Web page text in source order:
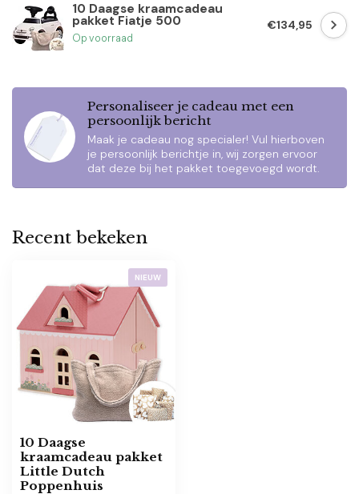
10 Daagse kraamcadeau
pakket Fiatje 500
Op voorraad
€134,95
Personaliseer je cadeau met een
persoonlijk bericht
Maak je cadeau nog specialer! Vul hierboven
je persoonlijk berichtje in, wij zorgen ervoor
dat deze bij het pakket toegevoegd wordt.
Recent bekeken
NIEUW
10 Daagse
kraamcadeau pakket
Little Dutch
Poppenhuis